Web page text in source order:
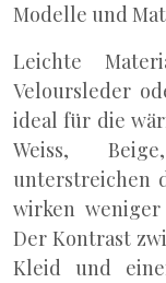
Modelle und
Leichte
Veloursleder
ideal für die
Weiss,
unterstreichen
wirken weniger
Der Kontrast
Kleid und